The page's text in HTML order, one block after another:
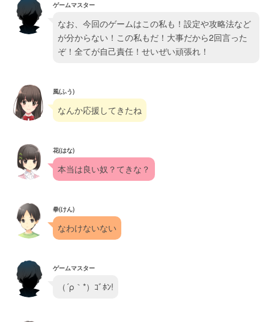
ゲームマスター
なお、今回のゲームはこの私も！設定や攻略法など
が分からない！この私もだ！大事だから2回言った
ぞ！全てが自己責任！せいぜい頑張れ！
風(ふう)
なんか応援してきたね
花(はな)
本当は良い奴？てきな？
拳(けん)
なわけないない
ゲームマスター
（´ρ｀*）ｺﾞﾎﾝ!